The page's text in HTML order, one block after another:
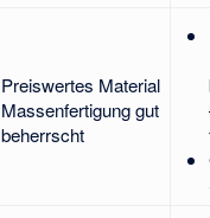
Preiswertes Material
Massenfertigung gut
beherrscht